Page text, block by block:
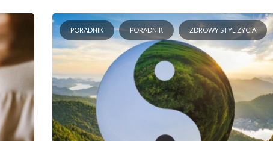
PORADNIK PORADNIK ZDROWY STYL ŻYCIA